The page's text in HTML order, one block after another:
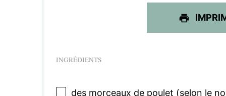
INGRÉDIENTS
des morceaux de poulet (selon le